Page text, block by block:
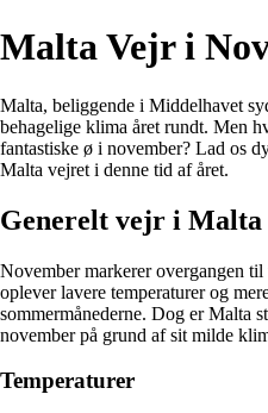
Malta Vejr i
Malta, beliggende i Middelhavet
behagelige klima året rundt. Men
fantastiske ø i november? Lad os
Malta vejret i denne tid af året.
Generelt vejr i Malta
November markerer overgangen
oplever lavere temperaturer og
sommermånederne. Dog er Malta
november på grund af sit milde
Temperaturer